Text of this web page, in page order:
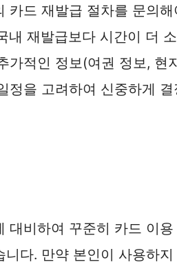
드 재발급 절차를 문의
재발급보다 시간이 더
적인 정보(여권 정보,
을 고려하여 신중하게
비하여 꾸준히 카드 이
다. 만약 본인이 사용하